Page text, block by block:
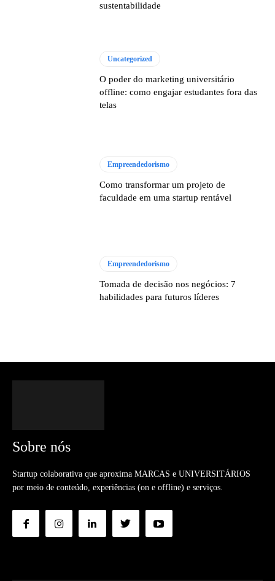
sustentabilidade
Uncategorized
O poder do marketing universitário
offline: como engajar estudantes fora das
telas
Empreendedorismo
Como transformar um projeto de
faculdade em uma startup rentável
Empreendedorismo
Tomada de decisão nos negócios: 7
habilidades para futuros líderes
Sobre nós
Startup colaborativa que aproxima MARCAS e UNIVERSITÁRIOS
por meio de conteúdo, experiências (on e offline) e serviços.